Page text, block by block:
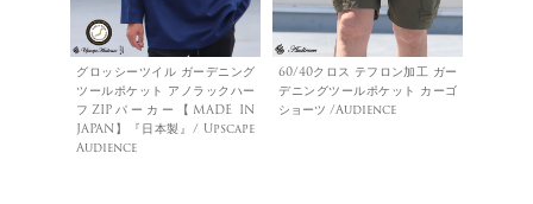
グロッシーツイル ガーデニング
ツールポケット アノラックハー
フZIPパーカー【MADE IN
JAPAN】『日本製』/ Upscape
Audience
60/40クロス テフロン加工 ガー
デニングツールポケット カーゴ
ショーツ /Audience